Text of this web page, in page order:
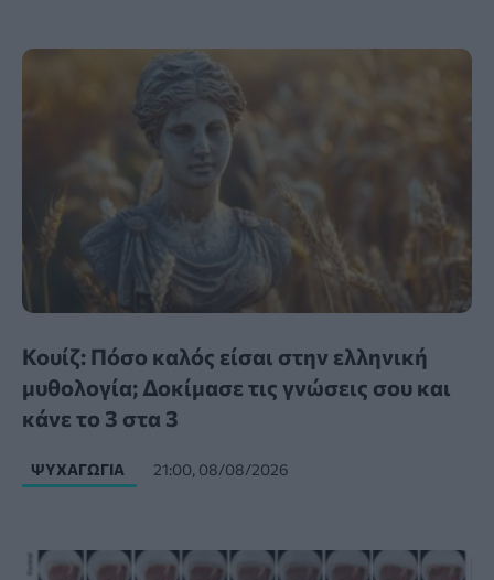
Κουίζ: Πόσο καλός είσαι στην ελληνική
μυθολογία; Δοκίμασε τις γνώσεις σου και
κάνε το 3 στα 3
ΨΥΧΑΓΩΓΊΑ 21:00, 08/08/2026